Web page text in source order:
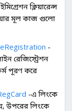
ক্লিয়ারেন্স
মূল কাজ গুলো
-
রেজিস্ট্রেশন
পূরণ করে
-এ লিংকে
উপরের লিংকে